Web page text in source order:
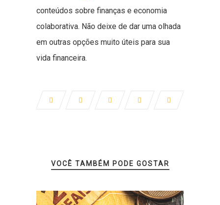
conteúdos sobre finanças e economia
colaborativa. Não deixe de dar uma olhada
em outras opções muito úteis para sua
vida financeira.
VOCÊ TAMBÉM PODE GOSTAR